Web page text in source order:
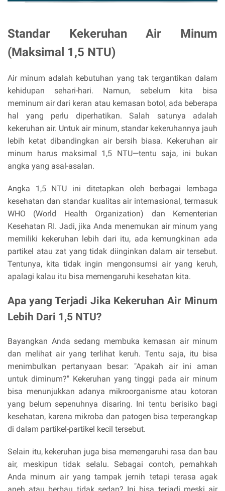
Standar Kekeruhan Air Minum
(Maksimal 1,5 NTU)
Air minum adalah kebutuhan yang tak tergantikan dalam
kehidupan sehari-hari. Namun, sebelum kita bisa
meminum air dari keran atau kemasan botol, ada beberapa
hal yang perlu diperhatikan. Salah satunya adalah
kekeruhan air. Untuk air minum, standar kekeruhannya jauh
lebih ketat dibandingkan air bersih biasa. Kekeruhan air
minum harus maksimal 1,5 NTU—tentu saja, ini bukan
angka yang asal-asalan.
Angka 1,5 NTU ini ditetapkan oleh berbagai lembaga
kesehatan dan standar kualitas air internasional, termasuk
WHO (World Health Organization) dan Kementerian
Kesehatan RI. Jadi, jika Anda menemukan air minum yang
memiliki kekeruhan lebih dari itu, ada kemungkinan ada
partikel atau zat yang tidak diinginkan dalam air tersebut.
Tentunya, kita tidak ingin mengonsumsi air yang keruh,
apalagi kalau itu bisa memengaruhi kesehatan kita.
Apa yang Terjadi Jika Kekeruhan Air Minum
Lebih Dari 1,5 NTU?
Bayangkan Anda sedang membuka kemasan air minum
dan melihat air yang terlihat keruh. Tentu saja, itu bisa
menimbulkan pertanyaan besar: "Apakah air ini aman
untuk diminum?" Kekeruhan yang tinggi pada air minum
bisa menunjukkan adanya mikroorganisme atau kotoran
yang belum sepenuhnya disaring. Ini tentu berisiko bagi
kesehatan, karena mikroba dan patogen bisa terperangkap
di dalam partikel-partikel kecil tersebut.
Selain itu, kekeruhan juga bisa memengaruhi rasa dan bau
air, meskipun tidak selalu. Sebagai contoh, pernahkah
Anda minum air yang tampak jernih tetapi terasa agak
aneh atau berbau tidak sedap? Ini bisa terjadi meski air